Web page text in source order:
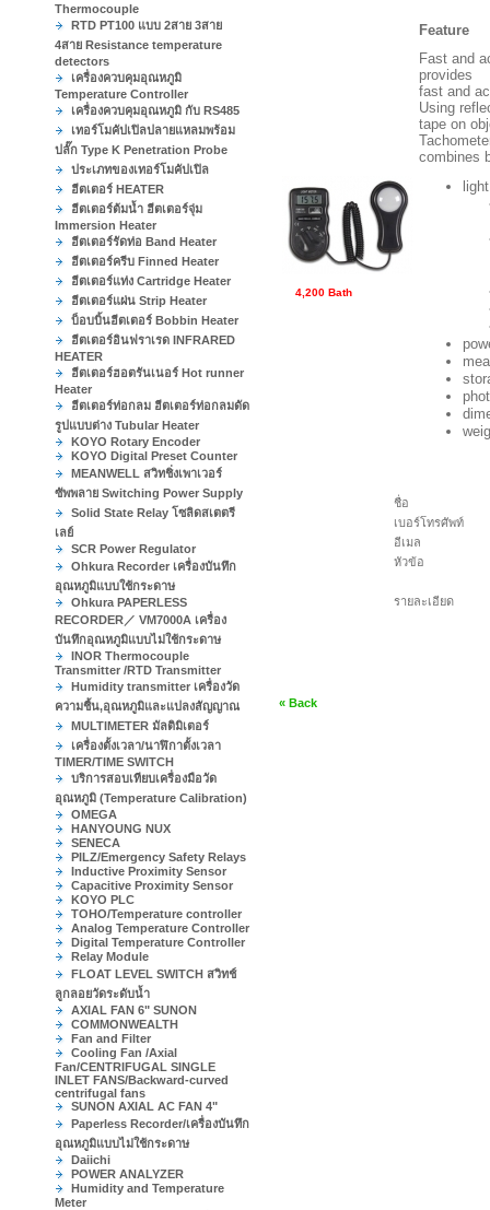
Thermocouple
RTD PT100 แบบ 2สาย 3สาย
4สาย Resistance temperature
detectors
เครื่องควบคุมอุณหภูมิ
Temperature Controller
เครื่องควบคุมอุณหภูมิ กับ RS485
เทอร์โมคัปเปิลปลายแหลมพร้อม
ปลั๊ก Type K Penetration Probe
ประเภทของเทอร์โมคัปเปิล
ฮีตเตอร์ HEATER
ฮีตเตอร์ต้มน้ำ ฮีตเตอร์จุ่ม
Immersion Heater
ฮีตเตอร์รัดท่อ Band Heater
ฮีตเตอร์ครีบ Finned Heater
ฮีตเตอร์แท่ง Cartridge Heater
ฮีตเตอร์แผ่น Strip Heater
บ็อบบิ้นฮีตเตอร์ Bobbin Heater
ฮีตเตอร์อินฟราเรด INFRARED
HEATER
ฮีตเตอร์ฮอตรันเนอร์ Hot runner
Heater
ฮีตเตอร์ท่อกลม ฮีตเตอร์ท่อกลมดัด
รูปแบบต่าง Tubular Heater
KOYO Rotary Encoder
KOYO Digital Preset Counter
MEANWELL สวิทชิ่งเพาเวอร์
ซัพพลาย Switching Power Supply
Solid State Relay โซลิดสเตตรี
เลย์
SCR Power Regulator
Ohkura Recorder เครื่องบันทึก
อุณหภูมิแบบใช้กระดาษ
Ohkura PAPERLESS
RECORDER／ VM7000A เครื่อง
บันทึกอุณหภูมิแบบไม่ใช้กระดาษ
INOR Thermocouple
Transmitter /RTD Transmitter
Humidity transmitter เครื่องวัด
ความชื้น,อุณหภูมิและแปลงสัญญาณ
MULTIMETER มัลติมิเตอร์
เครื่องตั้งเวลา/นาฬิกาตั้งเวลา
TIMER/TIME SWITCH
บริการสอบเทียบเครื่องมือวัด
อุณหภูมิ (Temperature Calibration)
OMEGA
HANYOUNG NUX
SENECA
PILZ/Emergency Safety Relays
Inductive Proximity Sensor
Capacitive Proximity Sensor
KOYO PLC
TOHO/Temperature controller
Analog Temperature Controller
Digital Temperature Controller
Relay Module
FLOAT LEVEL SWITCH สวิทช์
ลูกลอยวัดระดับน้ำ
AXIAL FAN 6" SUNON
COMMONWEALTH
Fan and Filter
Cooling Fan /Axial
Fan/CENTRIFUGAL SINGLE
INLET FANS/Backward-curved
centrifugal fans
SUNON AXIAL AC FAN 4"
Paperless Recorder/เครื่องบันทึก
อุณหภูมิแบบไม่ใช้กระดาษ
Daiichi
POWER ANALYZER
Humidity and Temperature
Meter
4,200 Bath
Feature
Fast and
provides
fast and
Using
tape on
combines
ชื่อ
เบอร์โทรศัพท์
อีเมล
หัวข้อ
รายละเอียด
« Back